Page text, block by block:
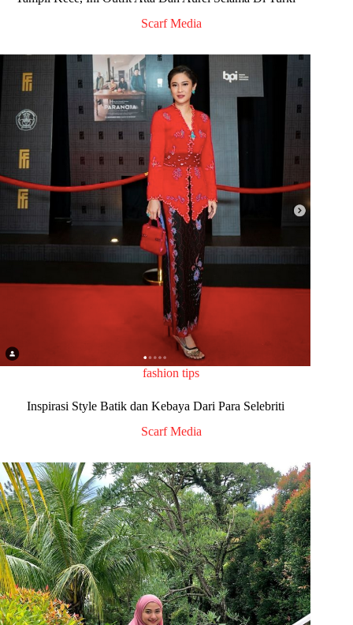
Scarf Media
fashion tips
Inspirasi Style Batik dan Kebaya Dari Para Selebriti
Scarf Media